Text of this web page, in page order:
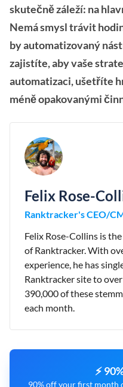
skutečně záleží: na
Nemá smysl trávit
by automatizovaný
zajistíte, aby vaše
automatizaci, ušetříte
méně opakovanými
Felix Rose-
Ranktracker's CEO/
Felix Rose-Collins is
of Ranktracker. With
experience, he has
Ranktracker site to
390,000 of these
each month.
⚡
90% off your first month